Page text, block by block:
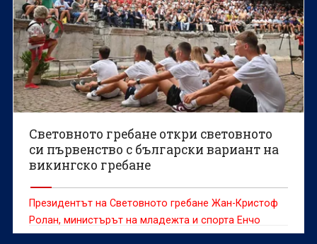
Световното гребане откри световното
си първенство с български вариант на
викингско гребане
Президентът на Световното гребане Жан-Кристоф
Ролан, министърът на младежта и спорта Енчо
Керязов и председателят на Българския